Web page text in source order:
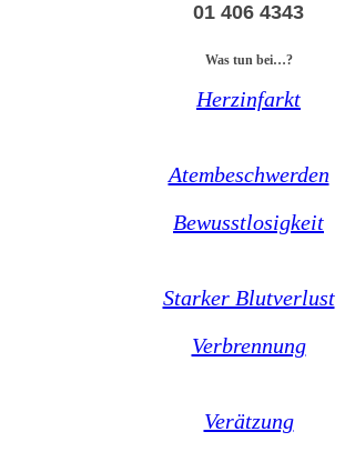
01 406 4343
Was tun bei…?
Herzinfarkt
Atembeschwerden
Bewusstlosigkeit
Starker Blutverlust
Verbrennung
Verätzung